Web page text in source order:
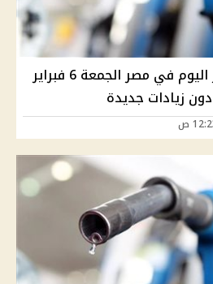
أسعار البنزين والسولار اليوم في مصر الجمعة 6 فبراير